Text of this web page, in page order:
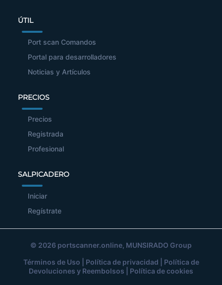
ÚTIL
Port scan Comandos
Portal para desarrolladores
Noticias y Artículos
PRECIOS
Precios
Registrada
Profesional
SALPICADERO
Iniciar
Regístrate
© 2026 portscanner.online, MUNSIRADO Group
Términos de Uso
Política de privacidad
Política de
Devoluciones y Reembolsos
Política de cookies